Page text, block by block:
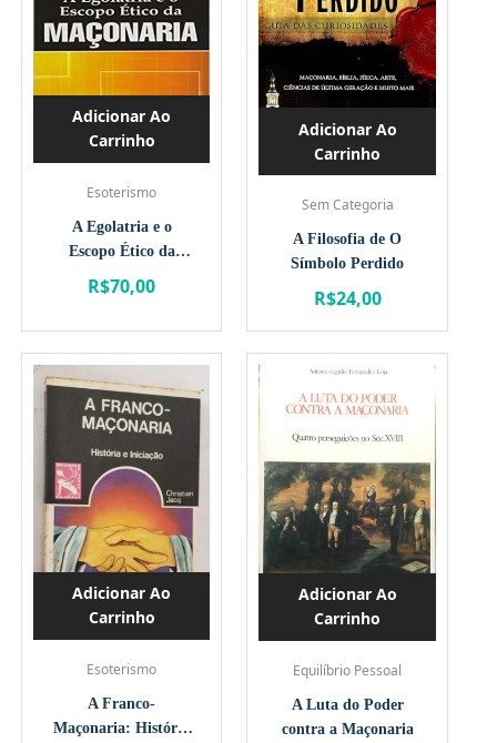
Adicionar Ao
Carrinho
Esoterismo
A Egolatria e o
Escopo Ético da
Maçonaria
R$70,00
Adicionar Ao
Carrinho
Sem Categoria
A Filosofia de O
Símbolo Perdido
R$24,00
Adicionar Ao
Carrinho
Esoterismo
A Franco-
Maçonaria: História
Adicionar Ao
Carrinho
Equilíbrio Pessoal
A Luta do Poder
contra a Maçonaria